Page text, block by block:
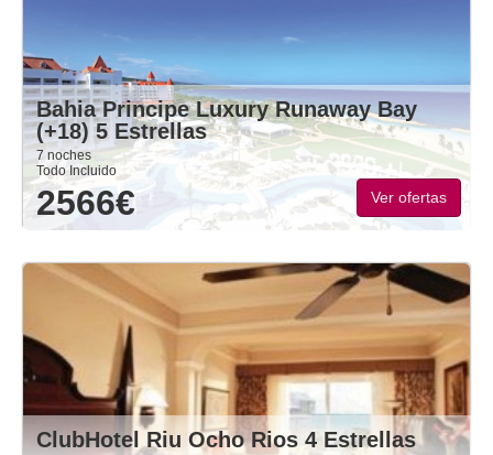
Bahia Principe Luxury Runaway Bay
(+18) 5 Estrellas
7 noches
Todo Incluido
2566€ Ver ofertas
ClubHotel Riu Ocho Rios 4 Estrellas